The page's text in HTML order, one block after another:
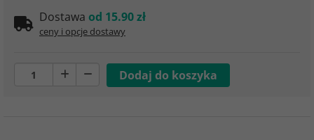
Dostawa od 15.90 zł
ceny i opcje dostawy